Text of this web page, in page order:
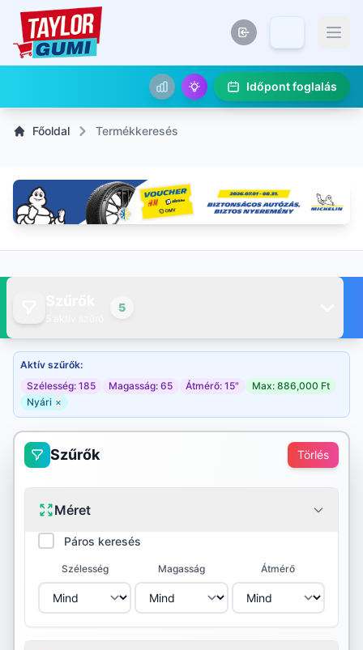
Időpont foglalás
Főoldal Termékkeresés
5
Aktív szűrők:
Szélesség: 185
Magasság: 65 Átmérő: 15"
Max: 886,000 Ft
Nyári ×
Szűrők Törlés
Méret
Páros keresés
Szélesség Magasság Átmérő